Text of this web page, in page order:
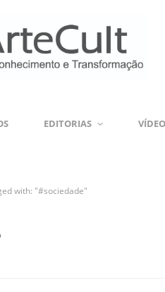
EDITORIAS
with: "#sociedade"